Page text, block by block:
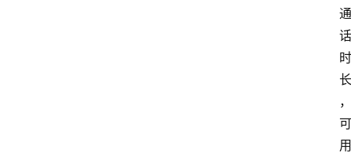
通
话
时
长
，
可
用